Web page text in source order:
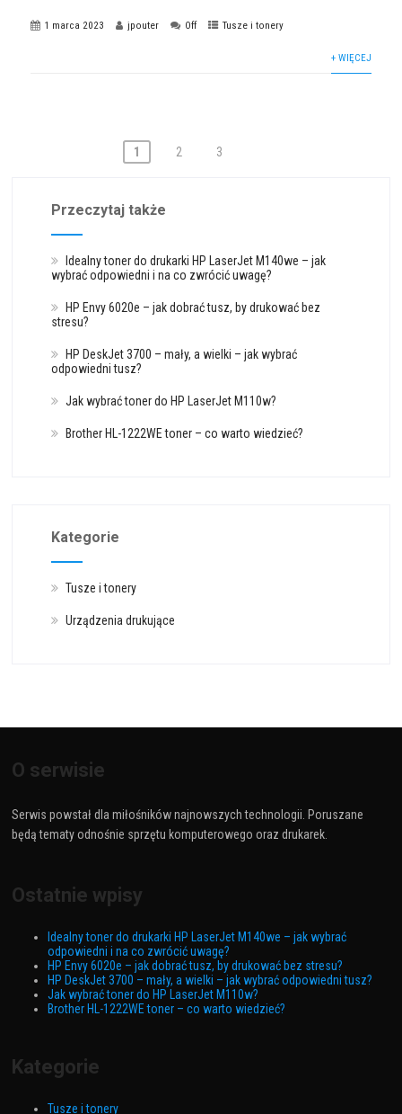
1 marca 2023 jpouter Off Tusze i tonery
+ WIĘCEJ
Stronicowanie
1 2 3
Przeczytaj także
Idealny toner do drukarki HP LaserJet M140we – jak
wybrać odpowiedni i na co zwrócić uwagę?
HP Envy 6020e – jak dobrać tusz, by drukować bez
stresu?
HP DeskJet 3700 – mały, a wielki – jak wybrać
odpowiedni tusz?
Jak wybrać toner do HP LaserJet M110w?
Brother HL-1222WE toner – co warto wiedzieć?
Kategorie
Tusze i tonery
Urządzenia drukujące
O serwisie
Serwis powstał dla miłośników najnowszych technologii. Poruszane
będą tematy odnośnie sprzętu komputerowego oraz drukarek.
Ostatnie wpisy
Idealny toner do drukarki HP LaserJet M140we – jak wybrać
odpowiedni i na co zwrócić uwagę?
HP Envy 6020e – jak dobrać tusz, by drukować bez stresu?
HP DeskJet 3700 – mały, a wielki – jak wybrać odpowiedni tusz?
Jak wybrać toner do HP LaserJet M110w?
Brother HL-1222WE toner – co warto wiedzieć?
Kategorie
Tusze i tonery